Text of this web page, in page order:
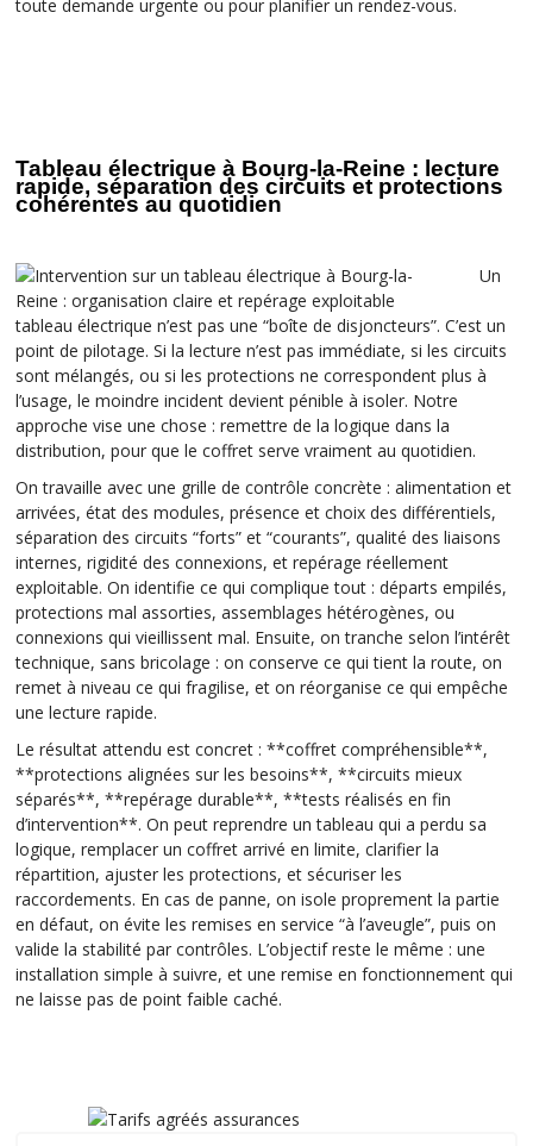
toute demande urgente ou pour planifier un rendez-vous.
Tableau électrique à Bourg-la-Reine : lecture
rapide, séparation des circuits et protections
cohérentes au quotidien
Un
tableau électrique n’est pas une “boîte de disjoncteurs”. C’est un
point de pilotage. Si la lecture n’est pas immédiate, si les circuits
sont mélangés, ou si les protections ne correspondent plus à
l’usage, le moindre incident devient pénible à isoler. Notre
approche vise une chose : remettre de la logique dans la
distribution, pour que le coffret serve vraiment au quotidien.
On travaille avec une grille de contrôle concrète : alimentation et
arrivées, état des modules, présence et choix des différentiels,
séparation des circuits “forts” et “courants”, qualité des liaisons
internes, rigidité des connexions, et repérage réellement
exploitable. On identifie ce qui complique tout : départs empilés,
protections mal assorties, assemblages hétérogènes, ou
connexions qui vieillissent mal. Ensuite, on tranche selon l’intérêt
technique, sans bricolage : on conserve ce qui tient la route, on
remet à niveau ce qui fragilise, et on réorganise ce qui empêche
une lecture rapide.
Le résultat attendu est concret : **coffret compréhensible**,
**protections alignées sur les besoins**, **circuits mieux
séparés**, **repérage durable**, **tests réalisés en fin
d’intervention**. On peut reprendre un tableau qui a perdu sa
logique, remplacer un coffret arrivé en limite, clarifier la
répartition, ajuster les protections, et sécuriser les
raccordements. En cas de panne, on isole proprement la partie
en défaut, on évite les remises en service “à l’aveugle”, puis on
valide la stabilité par contrôles. L’objectif reste le même : une
installation simple à suivre, et une remise en fonctionnement qui
ne laisse pas de point faible caché.